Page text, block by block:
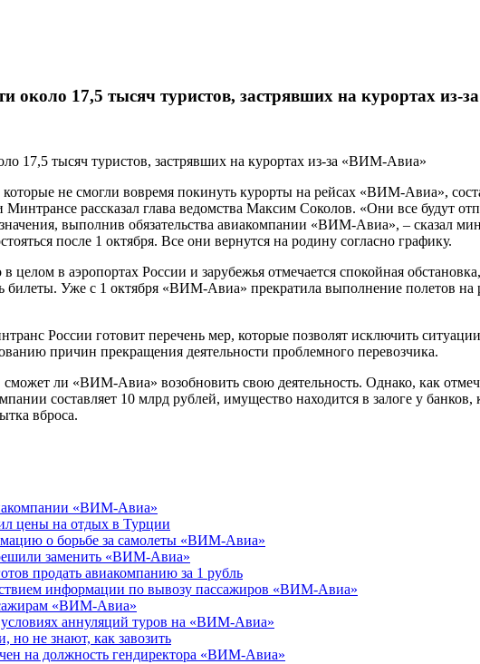
около 17,5 тысяч туристов, застрявших на курортах
которые не смогли вовремя покинуть курорты на рейсах «ВИМ-Авиа»,
Минтрансе рассказал глава ведомства Максим Соколов. «Они все будут
выполнив обязательства авиакомпании «ВИМ-Авиа», – сказал
после 1 октября. Все они вернутся на родину согласно графику.
целом в аэропортах России и зарубежья отмечается спокойная
билеты. Уже с 1 октября «ВИМ-Авиа» прекратила выполнение полетов
России готовит перечень мер, которые позволят исключить
причин прекращения деятельности проблемного перевозчика.
сможет ли «ВИМ-Авиа» возобновить свою деятельность. Однако, как
составляет 10 млрд рублей, имущество находится в залоге у
вброса.
«ВИМ-Авиа»
цены на отдых в Турции
о борьбе за самолеты «ВИМ-Авиа»
заменить «ВИМ-Авиа»
продать авиакомпанию за 1 рубль
информации по вывозу пассажиров «ВИМ-Авиа»
«ВИМ-Авиа»
условиях аннуляций туров на «ВИМ-Авиа»
но не знают, как завозить
на должность гендиректора «ВИМ-Авиа»